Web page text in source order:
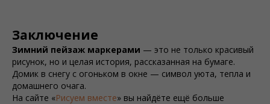
Заключение
Зимний пейзаж маркерами — это не только красивый
рисунок, но и целая история, рассказанная на бумаге.
Домик в снегу с огоньком в окне — символ уюта, тепла и
домашнего очага.
На сайте «Рисуем вместе» вы найдёте ещё больше